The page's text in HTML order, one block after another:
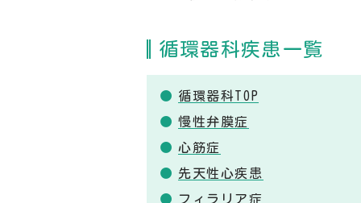
循環器科疾患一覧
循環器科TOP
慢性弁膜症
心筋症
先天性心疾患
フィラリア症